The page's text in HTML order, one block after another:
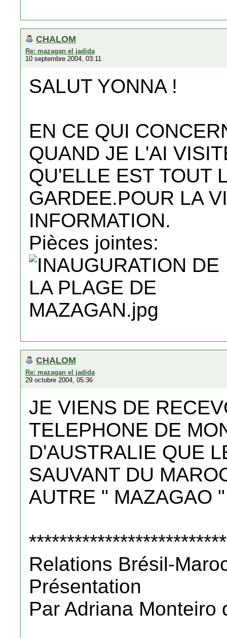
CHALOM
Re: mazagan el jadida
10 septembre 2004, 03:11
SALUT YONNA !
EN CE QUI
QUAND JE L'AI
QU'ELLE EST TOUT
GARDEE.POUR LA
INFORMATION.
Pièces jointes:
CHALOM
Re: mazagan el jadida
29 octobre 2004, 05:36
JE VIENS DE
TELEPHONE DE
D'AUSTRALIE QUE
SAUVANT DU
AUTRE " MAZAGAO "
Relations Brésil-
Présentation
Par Adriana Monteiro